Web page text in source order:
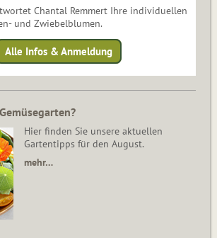
Chantal Remmert Ihre individuellen
und Zwiebelblumen.
Alle Infos & Anmeldung
Hier finden Sie unsere aktuellen
Gartentipps für den August.
mehr…